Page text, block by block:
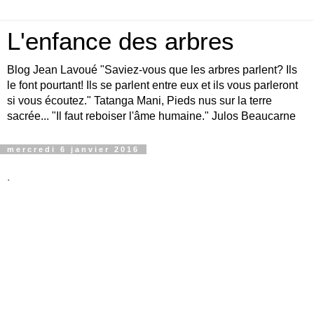
L'enfance des arbres
Blog Jean Lavoué "Saviez-vous que les arbres parlent? Ils
le font pourtant! Ils se parlent entre eux et ils vous parleront
si vous écoutez." Tatanga Mani, Pieds nus sur la terre
sacrée... "Il faut reboiser l'âme humaine." Julos Beaucarne
mercredi 6 janvier 2016
.